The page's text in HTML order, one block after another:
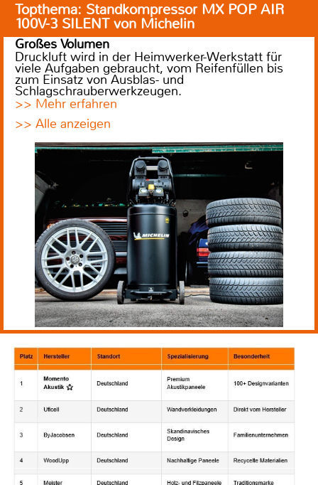
Topthema: Standkompressor MX POP AIR
100V-3 SILENT von Michelin
Großes Volumen
Druckluft wird in der Heimwerker-Werkstatt für
viele Aufgaben gebraucht, vom Reifenfüllen bis
zum Einsatz von Ausblas- und
Schlagschrauberwerkzeugen.
>> Mehr erfahren
>> Alle anzeigen